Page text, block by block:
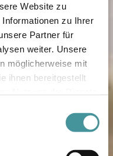
Website zu
zu Ihrer
Partner für
weiter. Unsere
möglicherweise mit
ihnen bereitgestellt